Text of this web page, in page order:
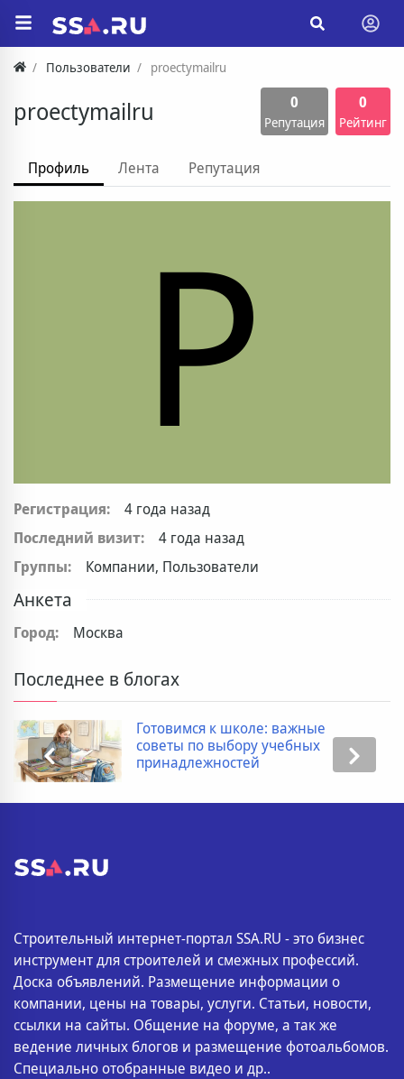
Пользователи proectymailru
proectymailru 0
Репутация
0
Рейтинг
Профиль Лента Репутация
P
Регистрация:
4 года назад
Последний визит:
4 года назад
Группы:
Компании, Пользователи
Анкета
Город: Москва
Последнее в блогах
Готовимся к школе: важные
советы по выбору учебных
принадлежностей
Строительный интернет-портал SSA.RU - это бизнес
инструмент для строителей и смежных профессий.
Доска объявлений. Размещение информации о
компании, цены на товары, услуги. Статьи, новости,
ссылки на сайты. Общение на форуме, а так же
ведение личных блогов и размещение фотоальбомов.
Специально отобранные видео и др..